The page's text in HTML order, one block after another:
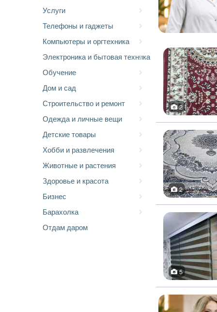
Услуги
Телефоны и гаджеты
Компьютеры и оргтехника
Электроника и бытовая техника
Обучение
Дом и сад
Строительство и ремонт
Одежда и личные вещи
Детские товары
Хобби и развлечения
Животные и растения
Здоровье и красота
Бизнес
Барахолка
Отдам даром
2
2
5